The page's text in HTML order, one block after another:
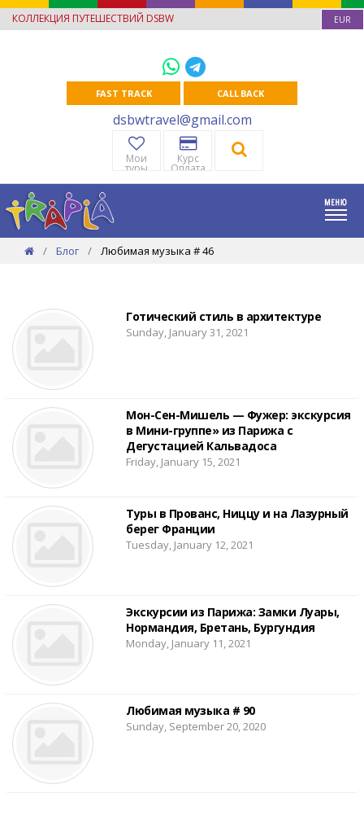
КОЛЛЕКЦИЯ ПУТЕШЕСТВИЙ DSBW EUR
FAST TRACK CALL BACK
dsbwtravel@gmail.com
Мои
туры
Курс
Оплата
Блог Любимая музыка # 46
Готический стиль в архитектуре
Sunday, January 31, 2021
Мон-Сен-Мишель — Фужер: экскурсия
в Мини-группе» из Парижа с
Дегустацией Кальвадоса
Friday, January 15, 2021
Туры в Прованс, Ниццу и на Лазурный
берег Франции
Tuesday, January 12, 2021
Экскурсии из Парижа: Замки Луары,
Нормандия, Бретань, Бургундия
Monday, January 11, 2021
Любимая музыка # 90
Sunday, September 20, 2020